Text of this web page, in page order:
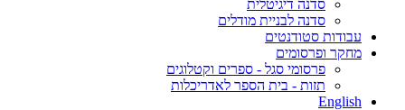
סדנה דיגיטלית
סדנה לבניית מודלים
עבודות סטודנטים
מחקר ופרסומים
פרסומי סגל - ספרים וקטלוגים
תזות - בית הספר לאדריכלות
English